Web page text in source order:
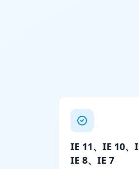
IE 11、IE 10、
IE 8、IE 7